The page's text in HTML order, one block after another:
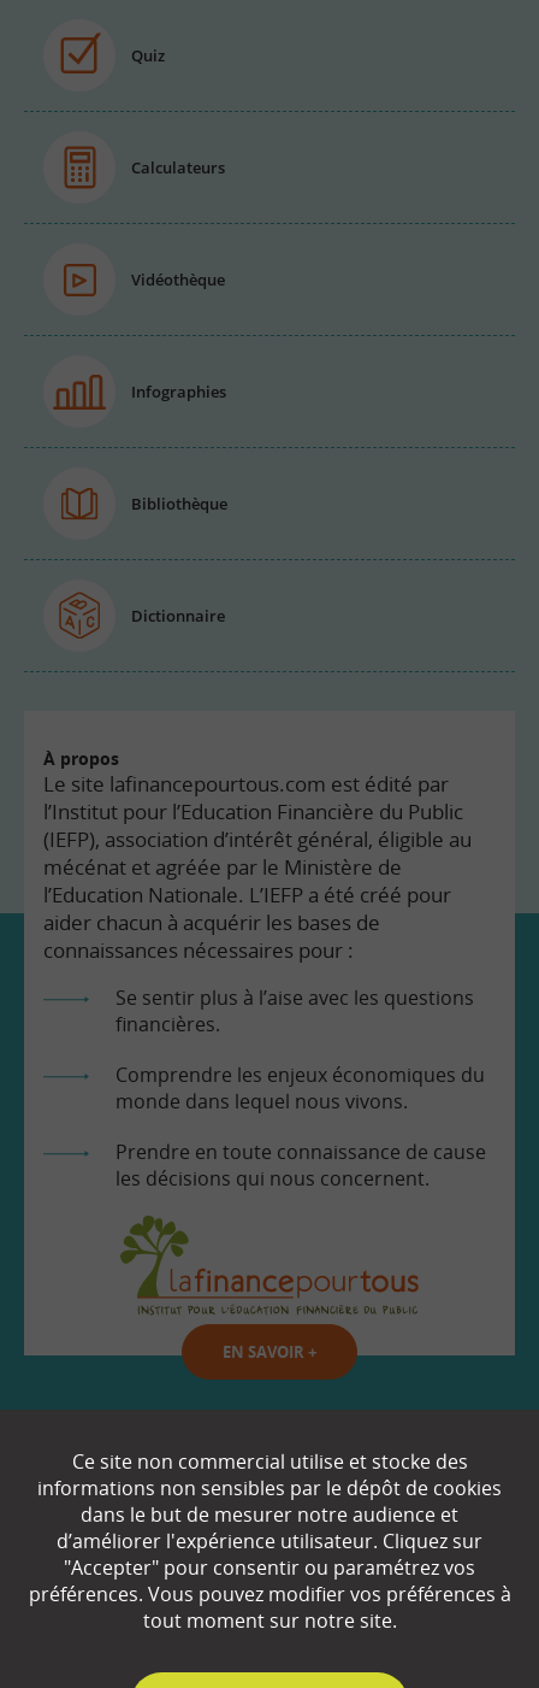
Quiz
Calculateurs
Vidéothèque
Infographies
Bibliothèque
Dictionnaire
À propos
Le site lafinancepourtous.com est édité par
l’Institut pour l’Education Financière du Public
(IEFP), association d’intérêt général, éligible au
mécénat et agréée par le Ministère de
l’Education Nationale. L’IEFP a été créé pour
aider chacun à acquérir les bases de
connaissances nécessaires pour :
Se sentir plus à l’aise avec les questions
financières.
Comprendre les enjeux économiques du
monde dans lequel nous vivons.
Prendre en toute connaissance de cause
les décisions qui nous concernent.
EN SAVOIR +
Partenaires
Espace Presse
Plan du site
Ce site non commercial utilise et stocke des
informations non sensibles par le dépôt de cookies
dans le but de mesurer notre audience et
d’améliorer l'expérience utilisateur. Cliquez sur
"Accepter" pour consentir ou paramétrez vos
préférences. Vous pouvez modifier vos préférences à
tout moment sur notre site.